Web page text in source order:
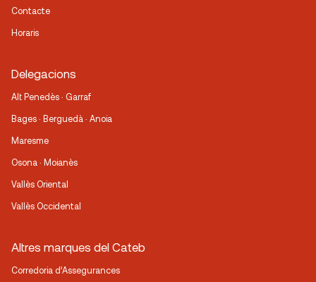
Contacte
Horaris
Delegacions
Alt Penedès · Garraf
Bages · Berguedà · Anoia
Maresme
Osona · Moianès
Vallès Oriental
Vallès Occidental
Altres marques del Cateb
Corredoria d’Assegurances